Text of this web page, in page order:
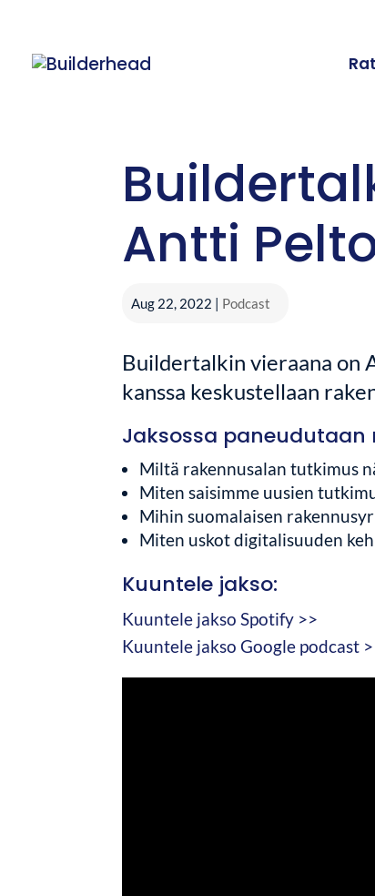
Antti
Aug 22, 2022 | Podcast
Buildertalkin vieraana on
kanssa keskustellaan
Jaksossa paneudutaan
Miltä rakennusalan tutkimus
Miten saisimme uusien
Mihin suomalaisen
Miten uskot digitalisuuden
Kuuntele jakso:
Kuuntele jakso Spotify >>
Kuuntele jakso Google podcast